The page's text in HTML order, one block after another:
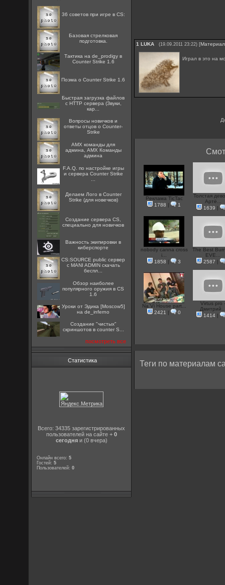
36 советов при игре в CS:
Базовая стрелковая
подготовка.
Тактика на de_prodigy в
Counter Strike 1.6
Поэма о Counter Strike 1.6
Быстрая загрузка файлов
с HTTP сервера (Звуки,
кар...
Вопросы новичков и
ответы отцов о Counter-
Strike
AMX команды для
админа, AMX Команды
админа
F.A.Q. по настройке игры
и сервера Counter Strike
Делаем Лого в Counter
Strike (для новечков)
Создание сервера CS,
специально для новичков
Важность экипировки в
киберспорте
CS:SOURCE public сервер
с MANI ADMIN скачать
беспл...
Обзор наиболее
популярного оружия в CS
1.6
Уроки от Эдика [Moscow5]
на de_inferno
Создание "чистых"
скриншотов в counter S...
посмотреть все
Статистика
Всего: 34335 зарегистрированных
пользователей на сайте + 0
сегодняи (0 вчера)
Онлайн всего:5
Гостей:5
Пользователей:0
1 LUKA (19.09.2011 23:22) [Материал
Играл в это на
Реклама TicTac
1788 | 1
Толстая
Артё...
1639 |
nobody canna cross
i...
1858 | 3
The Best
EVE...
2587 |
Na`Vi House part...
2421 | 0
Virtus pro
1414|
Теги по материалам